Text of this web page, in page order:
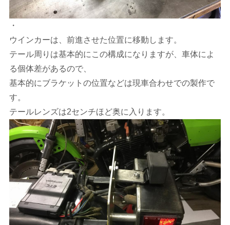
・
ウインカーは、前進させた位置に移動します。
テール周りは基本的にこの構成になりますが、車体によ
る個体差があるので、
基本的にブラケットの位置などは現車合わせでの製作で
す。
テールレンズは2センチほど奥に入ります。